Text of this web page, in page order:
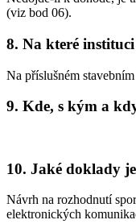
(viz bod 06).
8. Na které
Na příslušném
9. Kde, s kým a
10. Jaké doklady
Návrh na rozhodnutí
elektronických